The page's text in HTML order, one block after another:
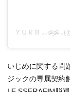
Y ᑌ ᖇ ᗰ ⸝⸝ʚ̴̶̷̆
いじめに関する問
ジックの専属契約